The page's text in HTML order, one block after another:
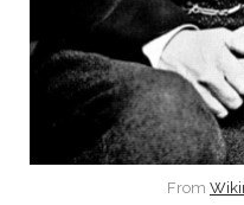
From